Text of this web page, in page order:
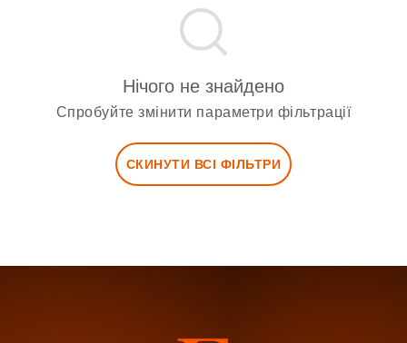
Нічого не знайдено
Спробуйте змінити параметри фільтрації
СКИНУТИ ВСІ ФІЛЬТРИ